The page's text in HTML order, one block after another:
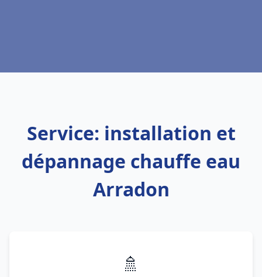
Service: installation et
dépannage chauffe eau
Arradon
🚿